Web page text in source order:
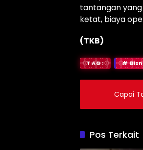
tantangan
ketat, biaya
(TKB)
TAG:
Capai
Pos Terkait